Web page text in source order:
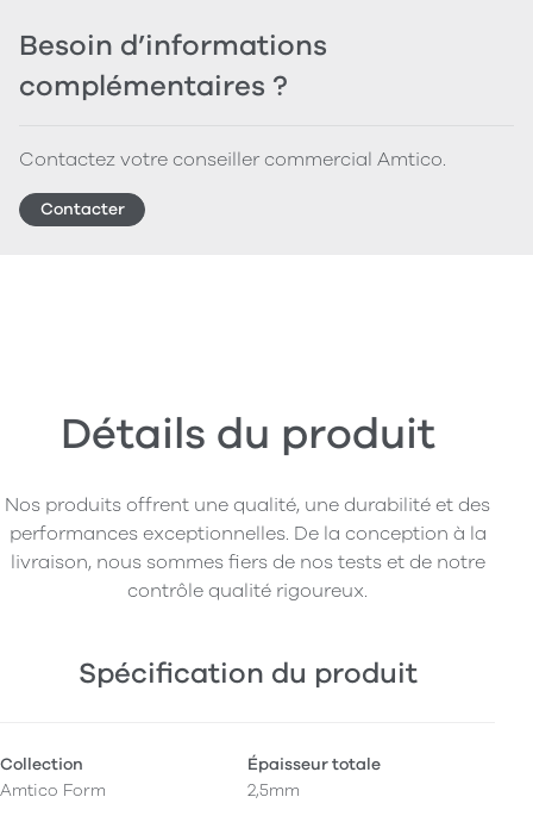
Besoin d’informations
complémentaires ?
Contactez votre conseiller commercial Amtico.
Contacter
Détails du produit
Nos produits offrent une qualité, une durabilité et des
performances exceptionnelles. De la conception à la
livraison, nous sommes fiers de nos tests et de notre
contrôle qualité rigoureux.
Spécification du produit
Collection
Amtico Form
Épaisseur totale
2,5mm